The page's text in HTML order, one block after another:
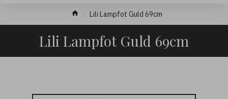
Lili Lampfot Guld 69cm
Lili Lampfot Guld 69cm